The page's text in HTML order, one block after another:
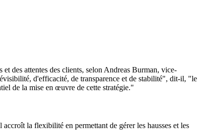
des attentes des clients, selon Andreas Burman, vice-
d'efficacité, de transparence et de stabilité", dit-il, "le
de la mise en œuvre de cette stratégie."
la flexibilité en permettant de gérer les hausses et les